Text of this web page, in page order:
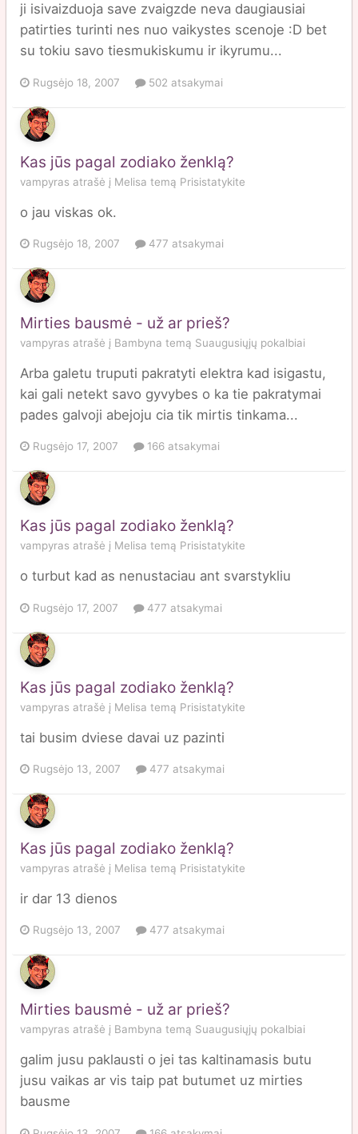
ji isivaizduoja save zvaigzde neva daugiausiai
patirties turinti nes nuo vaikystes scenoje :D bet
su tokiu savo tiesmukiskumu ir ikyrumu...
Rugsėjo 18, 2007 502 atsakymai
Kas jūs pagal zodiako ženklą?
vampyras atrašė į Melisa temą Prisistatykite
o jau viskas ok.
Rugsėjo 18, 2007 477 atsakymai
Mirties bausmė - už ar prieš?
vampyras atrašė į Bambyna temą Suaugusiųjų pokalbiai
Arba galetu truputi pakratyti elektra kad isigastu,
kai gali netekt savo gyvybes o ka tie pakratymai
pades galvoji abejoju cia tik mirtis tinkama...
Rugsėjo 17, 2007 166 atsakymai
Kas jūs pagal zodiako ženklą?
vampyras atrašė į Melisa temą Prisistatykite
o turbut kad as nenustaciau ant svarstykliu
Rugsėjo 17, 2007 477 atsakymai
Kas jūs pagal zodiako ženklą?
vampyras atrašė į Melisa temą Prisistatykite
tai busim dviese davai uz pazinti
Rugsėjo 13, 2007 477 atsakymai
Kas jūs pagal zodiako ženklą?
vampyras atrašė į Melisa temą Prisistatykite
ir dar 13 dienos
Rugsėjo 13, 2007 477 atsakymai
Mirties bausmė - už ar prieš?
vampyras atrašė į Bambyna temą Suaugusiųjų pokalbiai
galim jusu paklausti o jei tas kaltinamasis butu
jusu vaikas ar vis taip pat butumet uz mirties
bausme